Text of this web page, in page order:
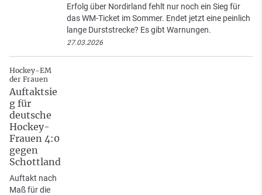
Erfolg über Nordirland fehlt nur noch ein Sieg für
das WM-Ticket im Sommer. Endet jetzt eine peinlich
lange Durststrecke? Es gibt Warnungen.
27.03.2026
Hockey-EM
der Frauen
Auftaktsie
g für
deutsche
Hockey-
Frauen 4:0
gegen
Schottland
Auftakt nach
Maß für die